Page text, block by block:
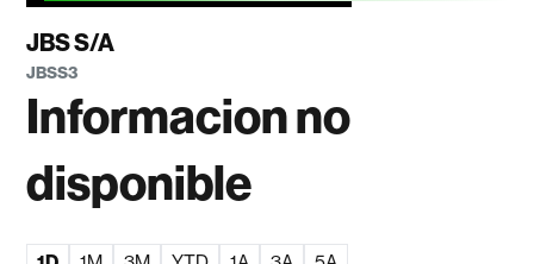
JBS S/A
JBSS3
Informacion no
disponible